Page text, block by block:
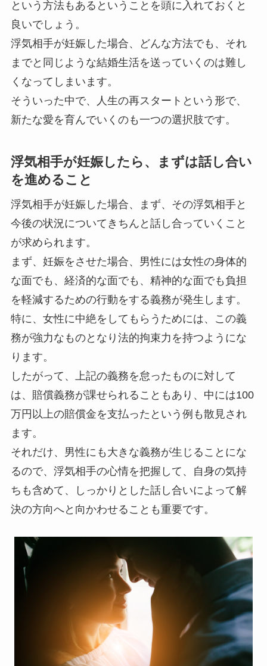
という方法もあるということを頭に入れておくと
良いでしょう。
浮気相手が妊娠した場合、どんな方法でも、それ
までと同じような結婚生活を送っていくのは難し
くなってしまいます。
そういった中で、人生の再スタートという形で、
新たな愛を育んでいくのも一つの選択肢です。
浮気相手が妊娠したら、まずは話し合い
を進めること
浮気相手が妊娠した場合、まず、その浮気相手と
今後の状況についてきちんと話し合っていくこと
が求められます。
まず、妊娠をさせた場合、男性には女性の身体的
な面でも、経済的な面でも、精神的な面でも負担
を軽減するための行動をする義務が発生します。
特に、女性に中絶をしてもらうためには、この義
務が強力なものとなり法的拘束力を持つようにな
ります。
したがって、上記の義務を怠ったものに対して
は、賠償義務が課せられることもあり、中には100
万円以上の賠償金を支払ったという例も散見され
ます。
それだけ、男性にも大きな義務が生じることにな
るので、浮気相手の心情を把握して、自身の気持
ちも含めて、しっかりとした話し合いによって解
決の方向へと向かわせることも重要です。